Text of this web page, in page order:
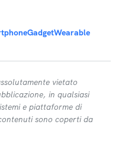
vietato
in qualsiasi
e piattaforme di
sono coperti da